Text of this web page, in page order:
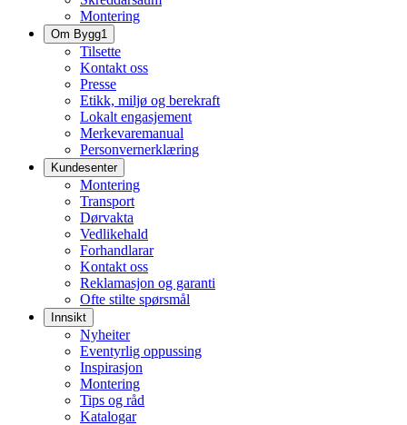
Montering
Om Bygg1
Tilsette
Kontakt oss
Presse
Etikk, miljø og berekraft
Lokalt engasjement
Merkevaremanual
Personvernerklæring
Kundesenter
Montering
Transport
Dørvakta
Vedlikehald
Forhandlarar
Kontakt oss
Reklamasjon og garanti
Ofte stilte spørsmål
Innsikt
Nyheiter
Eventyrlig oppussing
Inspirasjon
Montering
Tips og råd
Katalogar